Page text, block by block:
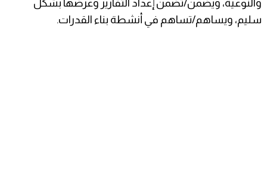
والنوعية، ويضمن/تضمن إعداد التقارير وعرضها بشكل
سليم، ويساهم/تساهم في أنشطة بناء القدرات.